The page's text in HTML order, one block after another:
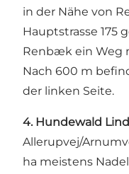
in der Nähe von
Hauptstrasse 175
Renbæk ein Weg
Nach 600 m
der linken Seite.
4. Hundewald
Allerupvej/
ha meistens